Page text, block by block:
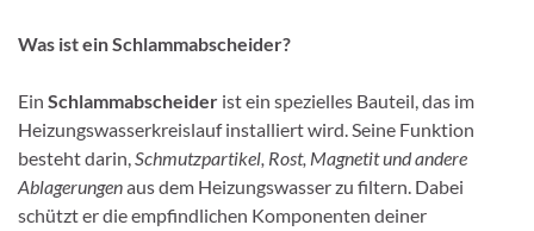
Was ist ein Schlammabscheider?
Ein Schlammabscheider ist ein spezielles Bauteil, das im
Heizungswasserkreislauf installiert wird. Seine Funktion
besteht darin,Schmutzpartikel, Rost, Magnetit und andere
Ablagerungenaus dem Heizungswasser zu filtern. Dabei
schützt er die empfindlichen Komponenten deiner